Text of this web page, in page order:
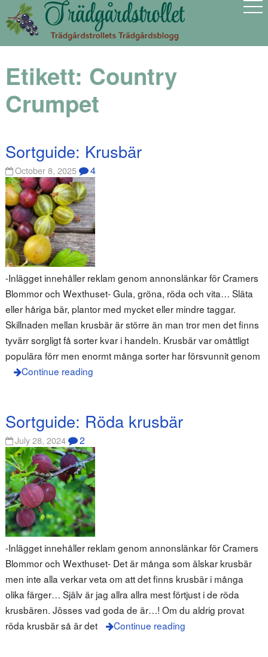
Etikett: Country
Crumpet
Sortguide: Krusbär
October 8, 2025 4
-Inlägget innehåller reklam genom annonslänkar för Cramers
Blommor och Wexthuset- Gula, gröna, röda och vita… Släta
eller håriga bär, plantor med mycket eller mindre taggar.
Skillnaden mellan krusbär är större än man tror men det finns
tyvärr sorgligt få sorter kvar i handeln. Krusbär var omåttligt
populära förr men enormt många sorter har försvunnit genom
Continue reading
Sortguide: Röda krusbär
July 28, 2024 2
-Inlägget innehåller reklam genom annonslänkar för Cramers
Blommor och Wexthuset- Det är många som älskar krusbär
men inte alla verkar veta om att det finns krusbär i många
olika färger… Själv är jag allra allra mest förtjust i de röda
krusbären. Jösses vad goda de är…! Om du aldrig provat
röda krusbär så är det
Continue reading